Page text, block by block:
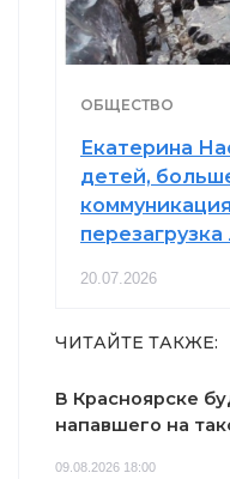
ОБЩЕСТВО
Екатерина
детей,
20.07.2026
ЧИТАЙТЕ ТАКЖЕ:
В Красноярске
напавшего на
09.08.2026 18:00